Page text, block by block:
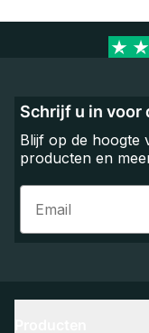
Schrijf u in voor
Blijf op de hoogte
producten en
Email